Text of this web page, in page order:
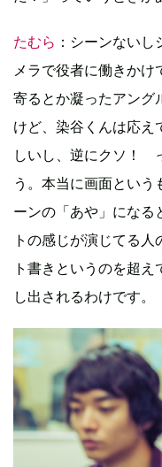
たむら ：シーンない
メラで役者に働きかけ
寄るとか凝ったアング
けど、染谷くんは応え
しいし、逆にクソ！
う。本当に画面とい
ーンの「あや」になる
トの感じが演じてる
ト書きというのを超
し出されるわけです。